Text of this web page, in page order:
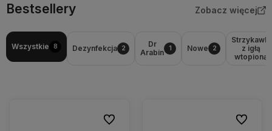
Bestsellery Zobacz więcej
Wszystkie 8 Dezynfekcja 2
Dr
Arabin 1 Nowe 2
Strzykawki
z igłą
wtopioną
Do ulubionych Do